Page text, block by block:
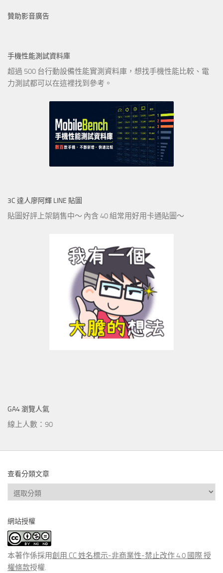
贊助影音廣告
手機性能測試資料庫
超過 500 台行動設備性能實測資料庫，想找手機性能比較、電
力測試都可以在這裡找到參考。
3C 達人廖阿輝 LINE 貼圖
貼圖好評上架銷售中～ 內含 40 組常用好用卡通貼圖～
GA4 瀏覽人氣
線上人數：90
查看分類文章
查
看
類
文
章
網站授權
本著作係採用創用 CC 姓名標示-非商業性-禁止改作 4.0 國際 授
權條款授權.